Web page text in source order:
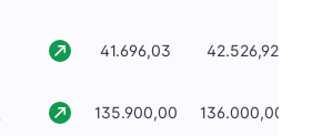
41.696,03 42.526,92
135.900,00 136.000,00